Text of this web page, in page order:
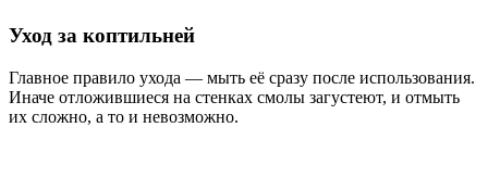
Уход за коптильней
Главное правило ухода — мыть её сразу после использования.
Иначе отложившиеся на стенках смолы загустеют, и отмыть
их сложно, а то и невозможно.